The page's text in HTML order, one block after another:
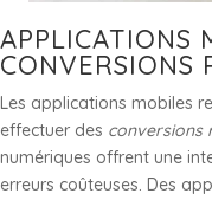
APPLICATIONS
CONVERSIONS
Les applications mobiles
effectuer des conversions
numériques offrent une
erreurs coûteuses. Des